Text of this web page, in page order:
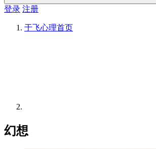
登录 注册
于飞心理首页
幻想